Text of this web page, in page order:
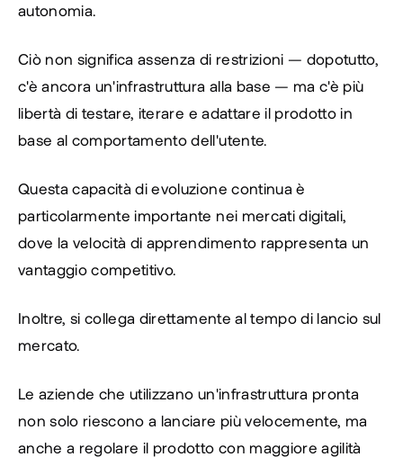
autonomia.
Ciò non significa assenza di restrizioni — dopotutto,
c'è ancora un'infrastruttura alla base — ma c'è più
libertà di testare, iterare e adattare il prodotto in
base al comportamento dell'utente.
Questa capacità di evoluzione continua è
particolarmente importante nei mercati digitali,
dove la velocità di apprendimento rappresenta un
vantaggio competitivo.
Inoltre, si collega direttamente al tempo di lancio sul
mercato.
Le aziende che utilizzano un'infrastruttura pronta
non solo riescono a lanciare più velocemente, ma
anche a regolare il prodotto con maggiore agilità